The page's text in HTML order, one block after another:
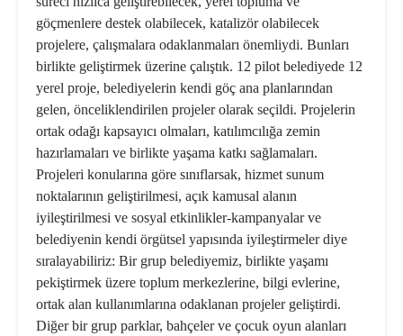
göçmenlere destek olabilecek, katalizör olabilecek
projelere, çalışmalara odaklanmaları önemliydi. Bunları
birlikte geliştirmek üzerine çalıştık. 12 pilot belediyede 12
yerel proje, belediyelerin kendi göç ana planlarından
gelen, önceliklendirilen projeler olarak seçildi. Projelerin
ortak odağı kapsayıcı olmaları, katılımcılığa zemin
hazırlamaları ve birlikte yaşama katkı sağlamaları.
Projeleri konularına göre sınıflarsak, hizmet sunum
noktalarının geliştirilmesi, açık kamusal alanın
iyileştirilmesi ve sosyal etkinlikler-kampanyalar ve
belediyenin kendi örgütsel yapısında iyileştirmeler diye
sıralayabiliriz: Bir grup belediyemiz, birlikte yaşamı
pekiştirmek üzere toplum merkezlerine, bilgi evlerine,
ortak alan kullanımlarına odaklanan projeler geliştirdi.
Diğer bir grup parklar, bahçeler ve çocuk oyun alanları